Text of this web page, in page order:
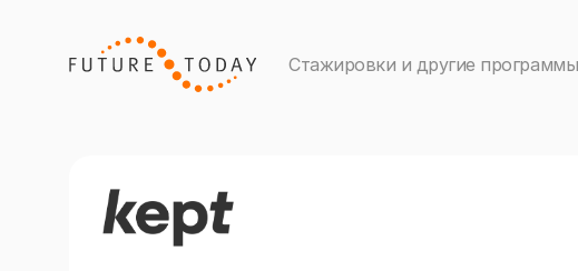
Стажировки и другие программы